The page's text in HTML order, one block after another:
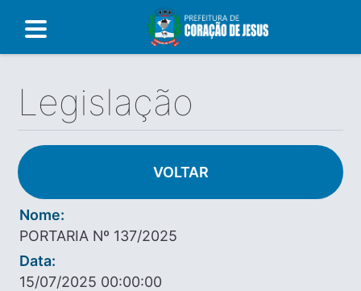
Legislação
VOLTAR
Nome:
PORTARIA Nº 137/2025
Data:
15/07/2025 00:00:00